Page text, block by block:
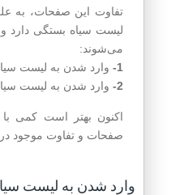
تفاوت این صفحات، به
لیست سیاه بستگی دارد
می‌شوند:
1-
وارد شدن به لیست
2-
وارد شدن به لیست
اکنون بهتر است کمی
صفحات و تفاوت موجود در
وارد شدن به لیست